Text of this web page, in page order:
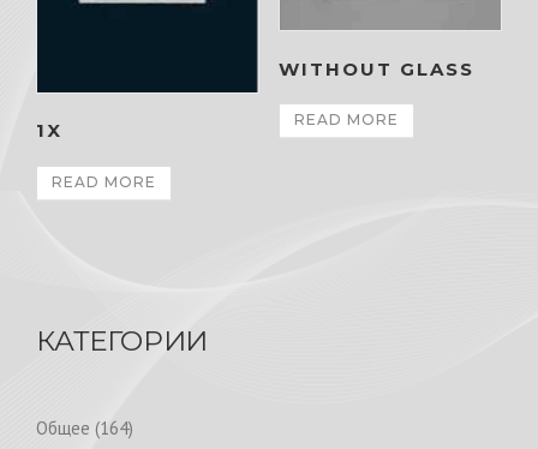
1X
READ MORE
WITHOUT GLASS
READ MORE
КАТЕГОРИИ
Общее 1641